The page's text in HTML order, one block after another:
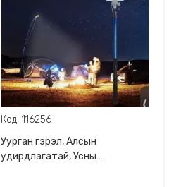
Код: 116256
Уурган гэрэл, Алсын
удирдлагатай, Усны